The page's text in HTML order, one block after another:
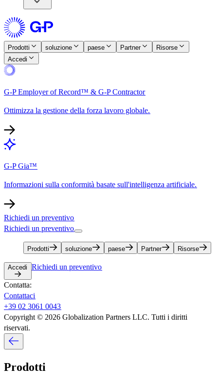
Prodotti​​ soluzione​​ paese​​ Partner​​
Risorse​​
Accedi​​
G-P Employer of Record™ & G-P Contractor​​
Ottimizza la gestione della forza lavoro globale.​​
G-P Gia™​​
Informazioni sulla conformità basate sull'intelligenza artificiale.​​
Richiedi un preventivo​​
Richiedi un preventivo​​
Prodotti​​ soluzione​​ paese​​ Partner​​ Risorse​​
Accedi​​ Richiedi un preventivo​​
Contatta:​​
Contattaci​​
+39 02 3061 0043​​
Copyright © 2026 Globalization Partners LLC. Tutti i diritti
riservati.​​
Prodotti​​